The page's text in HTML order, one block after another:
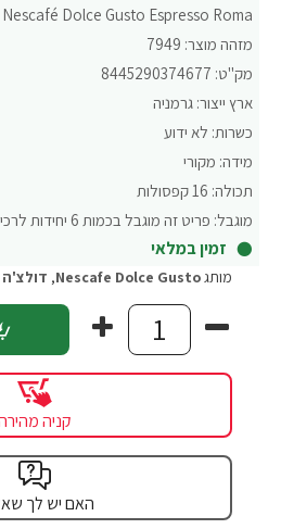
Nescafé Dolce Gusto Espresso Roma
מזהה מוצר: 7949
מק"ט: 8445290374677
ארץ ייצור: גרמניה
כשרות: לא ידוע
מידה: מקורי
תכולה: 16 קפסולות
מוגבל: פריט זה מוגבל בכמות 6 יחידות לרכישה
זמין במלאי
מותגNescafe Dolce Gusto
, דולצ'ה
קניה
האם יש לך